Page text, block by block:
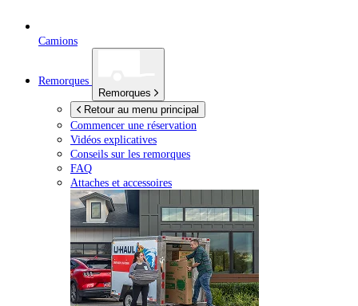
Camions
Remorques
Remorques
Retour au menu principal
Commencer une réservation
Vidéos explicatives
Conseils sur les remorques
FAQ
Attaches et accessoires